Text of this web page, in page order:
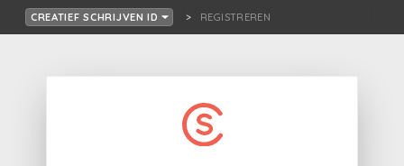
CREATIEF SCHRIJVEN ID REGISTREREN